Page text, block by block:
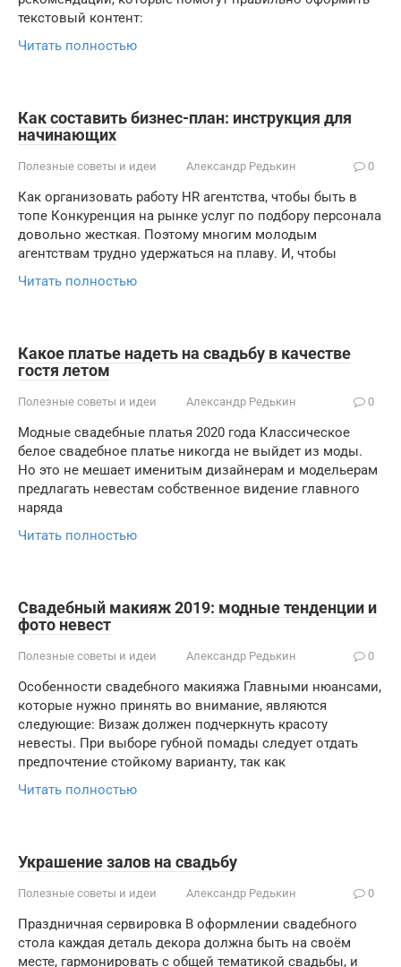
текстовый контент:
Читать полностью
Как составить бизнес-план: инструкция для
начинающих
Полезные советы и идеи Александр Редькин 0
Как организовать работу HR агентства, чтобы быть в
топе Конкуренция на рынке услуг по подбору персонала
довольно жесткая. Поэтому многим молодым
агентствам трудно удержаться на плаву. И, чтобы
Читать полностью
Какое платье надеть на свадьбу в качестве
гостя летом
Полезные советы и идеи Александр Редькин 0
Модные свадебные платья 2020 года Классическое
белое свадебное платье никогда не выйдет из моды.
Но это не мешает именитым дизайнерам и модельерам
предлагать невестам собственное видение главного
наряда
Читать полностью
Свадебный макияж 2019: модные тенденции и
фото невест
Полезные советы и идеи Александр Редькин 0
Особенности свадебного макияжа Главными нюансами,
которые нужно принять во внимание, являются
следующие: Визаж должен подчеркнуть красоту
невесты. При выборе губной помады следует отдать
предпочтение стойкому варианту, так как
Читать полностью
Украшение залов на свадьбу
Полезные советы и идеи Александр Редькин 0
Праздничная сервировка В оформлении свадебного
стола каждая деталь декора должна быть на своём
месте, гармонировать с общей тематикой свадьбы, и